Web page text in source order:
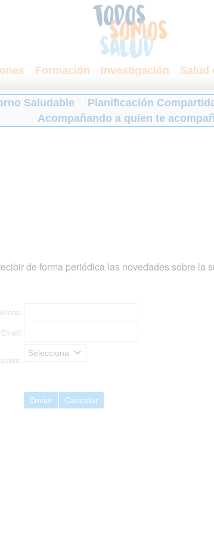
Formación Investigación Salud
Saludable Planificación
Acompañando a quien te
de forma periódica las novedades sobre la
Email:
Selecciona
Enviar Cancelar